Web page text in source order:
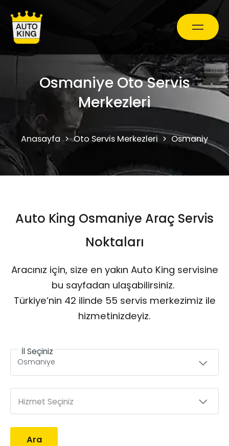
Araç Bakım ve Onarım
Oto Ekspertiz Hizmetleri
Kampanyalar
Randevu Al
Osmaniye Oto Servis
Merkezleri
Anasayfa Oto Servis Merkezleri Osmaniye
Auto King Osmaniye Araç Servis
Noktaları
Aracınız için, size en yakın Auto King servisine
bu sayfadan ulaşabilirsiniz.
Türkiye’nin 42 ilinde 55 servis merkezimiz ile
hizmetinizdeyiz.
İl Seçiniz
Hizmet Seçiniz
Ara